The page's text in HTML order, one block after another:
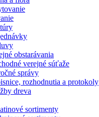
obstarávania
verejné súťaže
správy
rozhodnutia a protokoly
dreva
sortimenty